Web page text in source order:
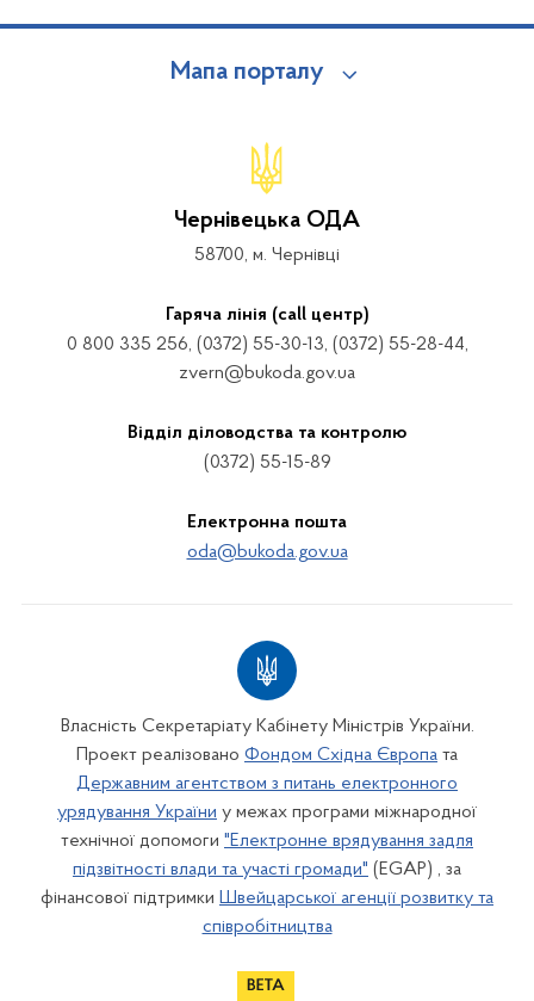
Мапа порталу
Чернівецька ОДА
58700, м. Чернівці
Гаряча лінія (call центр)
0 800 335 256, (0372) 55-30-13, (0372) 55-28-44,
zvern@bukoda.gov.ua
Відділ діловодства та контролю
(0372) 55-15-89
Електронна пошта
oda@bukoda.gov.ua
Власність Секретаріату Кабінету Міністрів України.
Проект реалізовано Фондом Східна Європа та
Державним агентством з питань електронного
урядування України у межах програми міжнародної
технічної допомоги "Електронне врядування задля
підзвітності влади та участі громади" (EGAP) , за
фінансової підтримки Швейцарської агенції розвитку та
співробітництва